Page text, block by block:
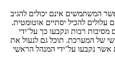
המשתמשים אינם יכולים להגיב
להכיל יסתיים אוטומטית.
מסיבות רבות ונקבעו כך על־ידי
של המערכת. תוכל גם לנעול את
נקבעו על־ידי המנהל הראשי